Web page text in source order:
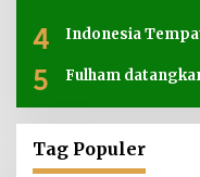
4 Indonesia
5 Fulham
Tag Populer